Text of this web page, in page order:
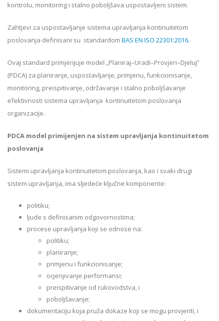
kontrolu, monitoring i stalno poboljšava uspostavljeni sistem.
Zahtjevi za uspostavljanje sistema upravljanja kontinuitetom
poslovanja definisani su standardom BAS EN ISO 22301:2016.
Ovaj standard primjenjuje model „Planiraj–Uradi–Provjeri–Djeluj”
(PDCA) za planiranje, uspostavlјanje, primjenu, funkcionisanje,
monitoring, preispitivanje, održavanje i stalno poboljšavanje
efektivnosti sistema upravljanja kontinuitetom poslovanja
organizacije.
PDCA model primijenjen na sistem upravljanja kontinuitetom
poslovanja
Sistemi upravljanja kontinuitetom poslovanja, kao i svaki drugi
sistem upravljanja, ima sljedeće ključne komponente:
politiku;
ljude s definisanim odgovornostima;
procese upravljanja koji se odnose na:
politiku;
planiranje;
primjenu i funkcionisanje;
ocjenjivanje performansi;
preispitivanje od rukovodstva, i
poboljšavanje;
dokumentaciju koja pruža dokaze koji se mogu provjeriti, i